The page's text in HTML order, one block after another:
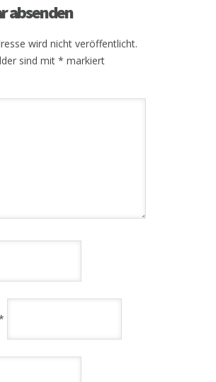
absenden
wird nicht veröffentlicht.
sind mit * markiert